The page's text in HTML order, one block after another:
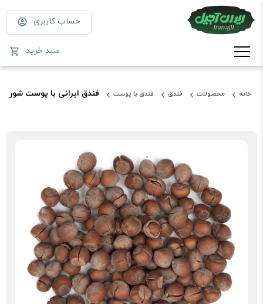
حساب کاربری
سبد خرید
خانه محصولات فندق فندق با پوست فندق ایرانی با پوست شور